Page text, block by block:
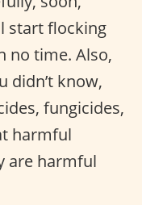
start flocking
no time. Also,
didn’t know,
fungicides,
harmful
are harmful